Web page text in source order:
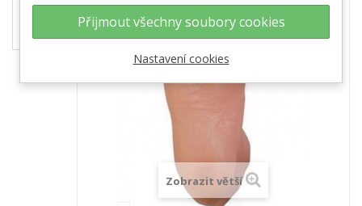
Zobrazit větší
Přijmout všechny soubory cookies
Nastavení cookies